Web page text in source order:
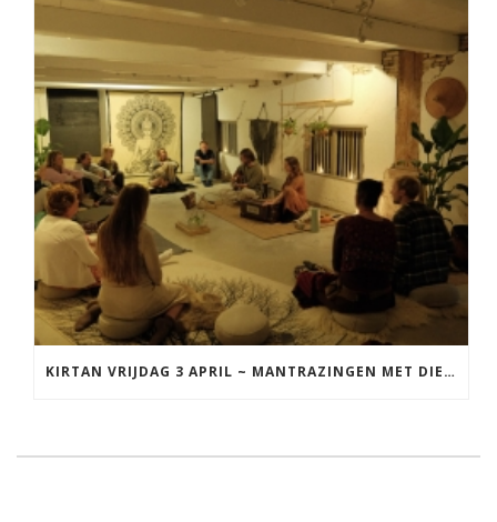
KIRTAN VRIJDAG 3 APRIL ~ MANTRAZINGEN MET DIEDERICK IN LEEUWARDEN